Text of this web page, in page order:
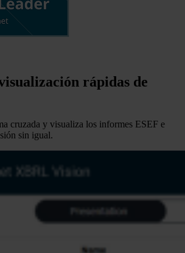
rápidas de
cruzada y visualiza los informes ESEF e
sin igual.